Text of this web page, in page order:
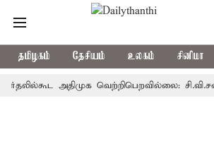
தமிழகம் தேசியம் உலகம் சினிமா
அதிமுக வெற்றிபெறவில்லை: சி.வி.சண்முகம்